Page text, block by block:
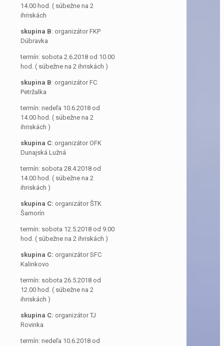
14.00 hod. ( súbežne na 2
ihriskách
skupina B: organizátor FKP
Dúbravka
termín: sobota 2.6.2018 od 10.00
hod. ( súbežne na 2 ihriskách )
skupina B: organizátor FC
Petržalka
termín: nedeľa 10.6.2018 od
14.00 hod. ( súbežne na 2
ihriskách )
skupina C: organizátor OFK
Dunajská Lužná
termín: sobota 28.4.2018 od
14.00 hod. ( súbežne na 2
ihriskách )
skupina C: organizátor ŠTK
Šamorín
termín: sobota 12.5.2018 od 9.00
hod. ( súbežne na 2 ihriskách )
skupina C: organizátor SFC
Kalinkovo
termín: sobota 26.5.2018 od
12.00 hod. ( súbežne na 2
ihriskách )
skupina C: organizátor TJ
Rovinka
termín: nedeľa 10.6.2018 od